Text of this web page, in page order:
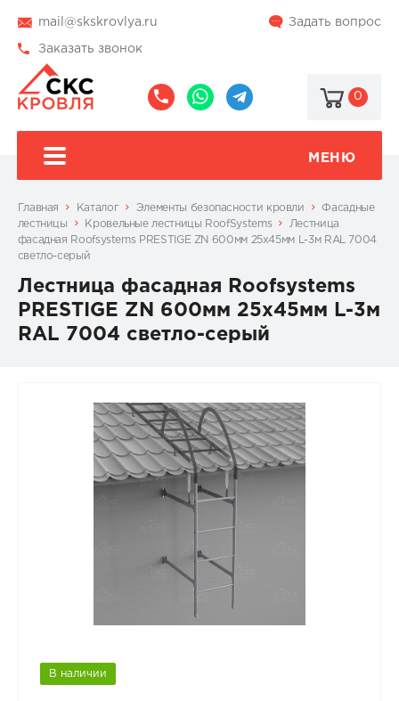
mail@skskrovlya.ru Задать вопрос
Заказать звонок
0
МЕНЮ
Главная Каталог Элементы безопасности кровли
Фасадные
лестницы
Кровельные лестницы RoofSystems
Лестница
фасадная Roofsystems PRESTIGE ZN 600мм 25x45мм L-3м RAL 7004
светло-серый
Лестница фасадная Roofsystems
PRESTIGE ZN 600мм 25x45мм L-3м
RAL 7004 светло-серый
В наличии